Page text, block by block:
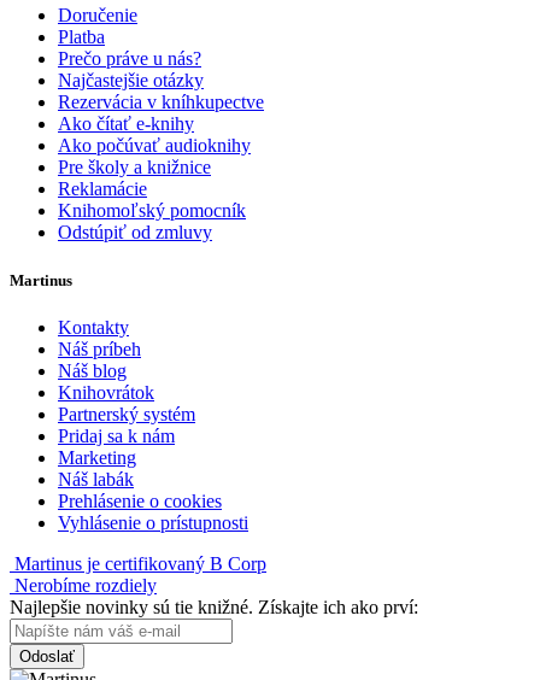
Doručenie
Platba
Prečo práve u nás?
Najčastejšie otázky
Rezervácia v kníhkupectve
Ako čítať e-knihy
Ako počúvať audioknihy
Pre školy a knižnice
Reklamácie
Knihomoľský pomocník
Odstúpiť od zmluvy
Martinus
Kontakty
Náš príbeh
Náš blog
Knihovrátok
Partnerský systém
Pridaj sa k nám
Marketing
Náš labák
Prehlásenie o cookies
Vyhlásenie o prístupnosti
Martinus je certifikovaný B Corp
Nerobíme rozdiely
Najlepšie novinky sú tie knižné. Získajte ich ako prví:
Odoslať